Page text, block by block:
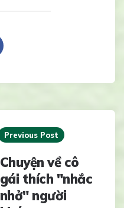
Previous Post
Chuyện về cô
gái thích "nhắc
nhở" người